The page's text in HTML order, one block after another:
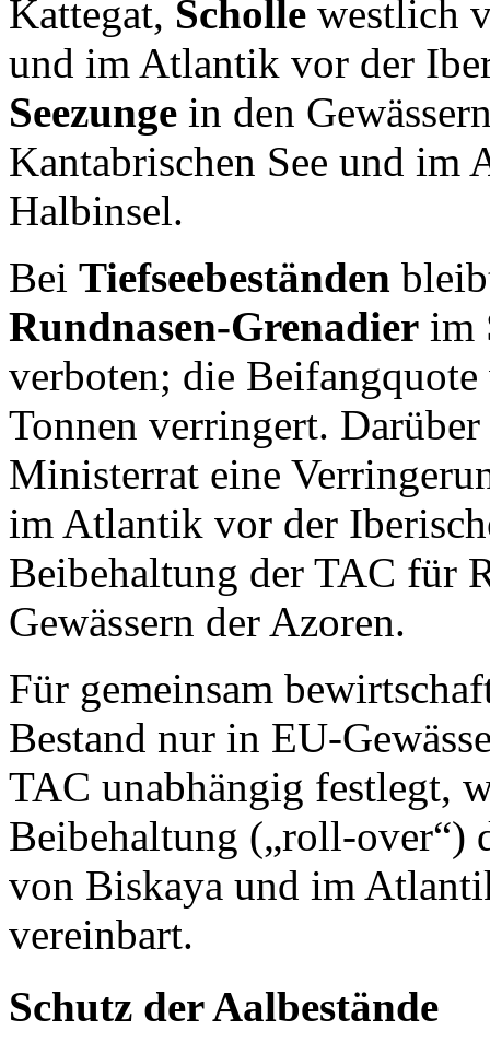
Kattegat, Scholle westlich
und im Atlantik vor der
Seezunge in den
Kantabrischen See und im
Halbinsel.
Bei Tiefseebeständen
Rundnasen-Grenadier im
verboten; die
Tonnen verringert.
Ministerrat eine
im Atlantik vor der
Beibehaltung der TAC für
Gewässern der Azoren.
Für gemeinsam
Bestand nur in EU-
TAC unabhängig festlegt,
Beibehaltung („roll-over“)
von Biskaya und im
vereinbart.
Schutz der Aalbestände